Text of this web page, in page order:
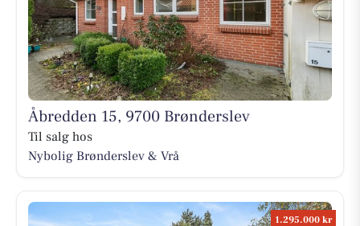
Åbredden 15, 9700 Brønderslev
Til salg hos
Nybolig Brønderslev & Vrå
1.295.000 kr